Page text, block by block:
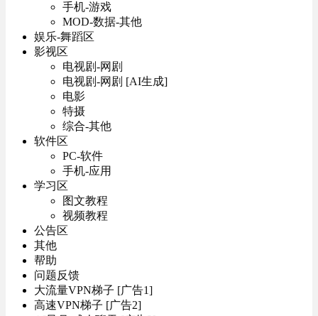
手机-游戏
MOD-数据-其他
娱乐-舞蹈区
影视区
电视剧-网剧
电视剧-网剧 [AI生成]
电影
特摄
综合-其他
软件区
PC-软件
手机-应用
学习区
图文教程
视频教程
公告区
其他
帮助
问题反馈
大流量VPN梯子 [广告1]
高速VPN梯子 [广告2]